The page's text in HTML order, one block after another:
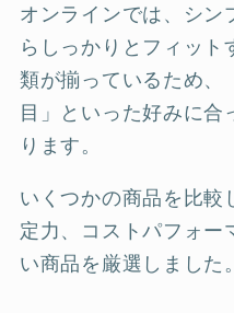
オンラインでは、シン
らしっかりとフィッ
類が揃っているため、
目」といった好みに合
ります。
いくつかの商品を比較
定力、コストパフォー
い商品を厳選しました。